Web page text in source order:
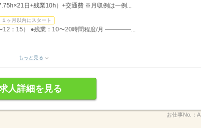
日+残業10h）+交通費 ※月収例は一例...
１ヶ月以内にスタート
：15） ●残業：10〜20時間程度/月 -------------...
もっと見る
人詳細を見る
お仕事No.：